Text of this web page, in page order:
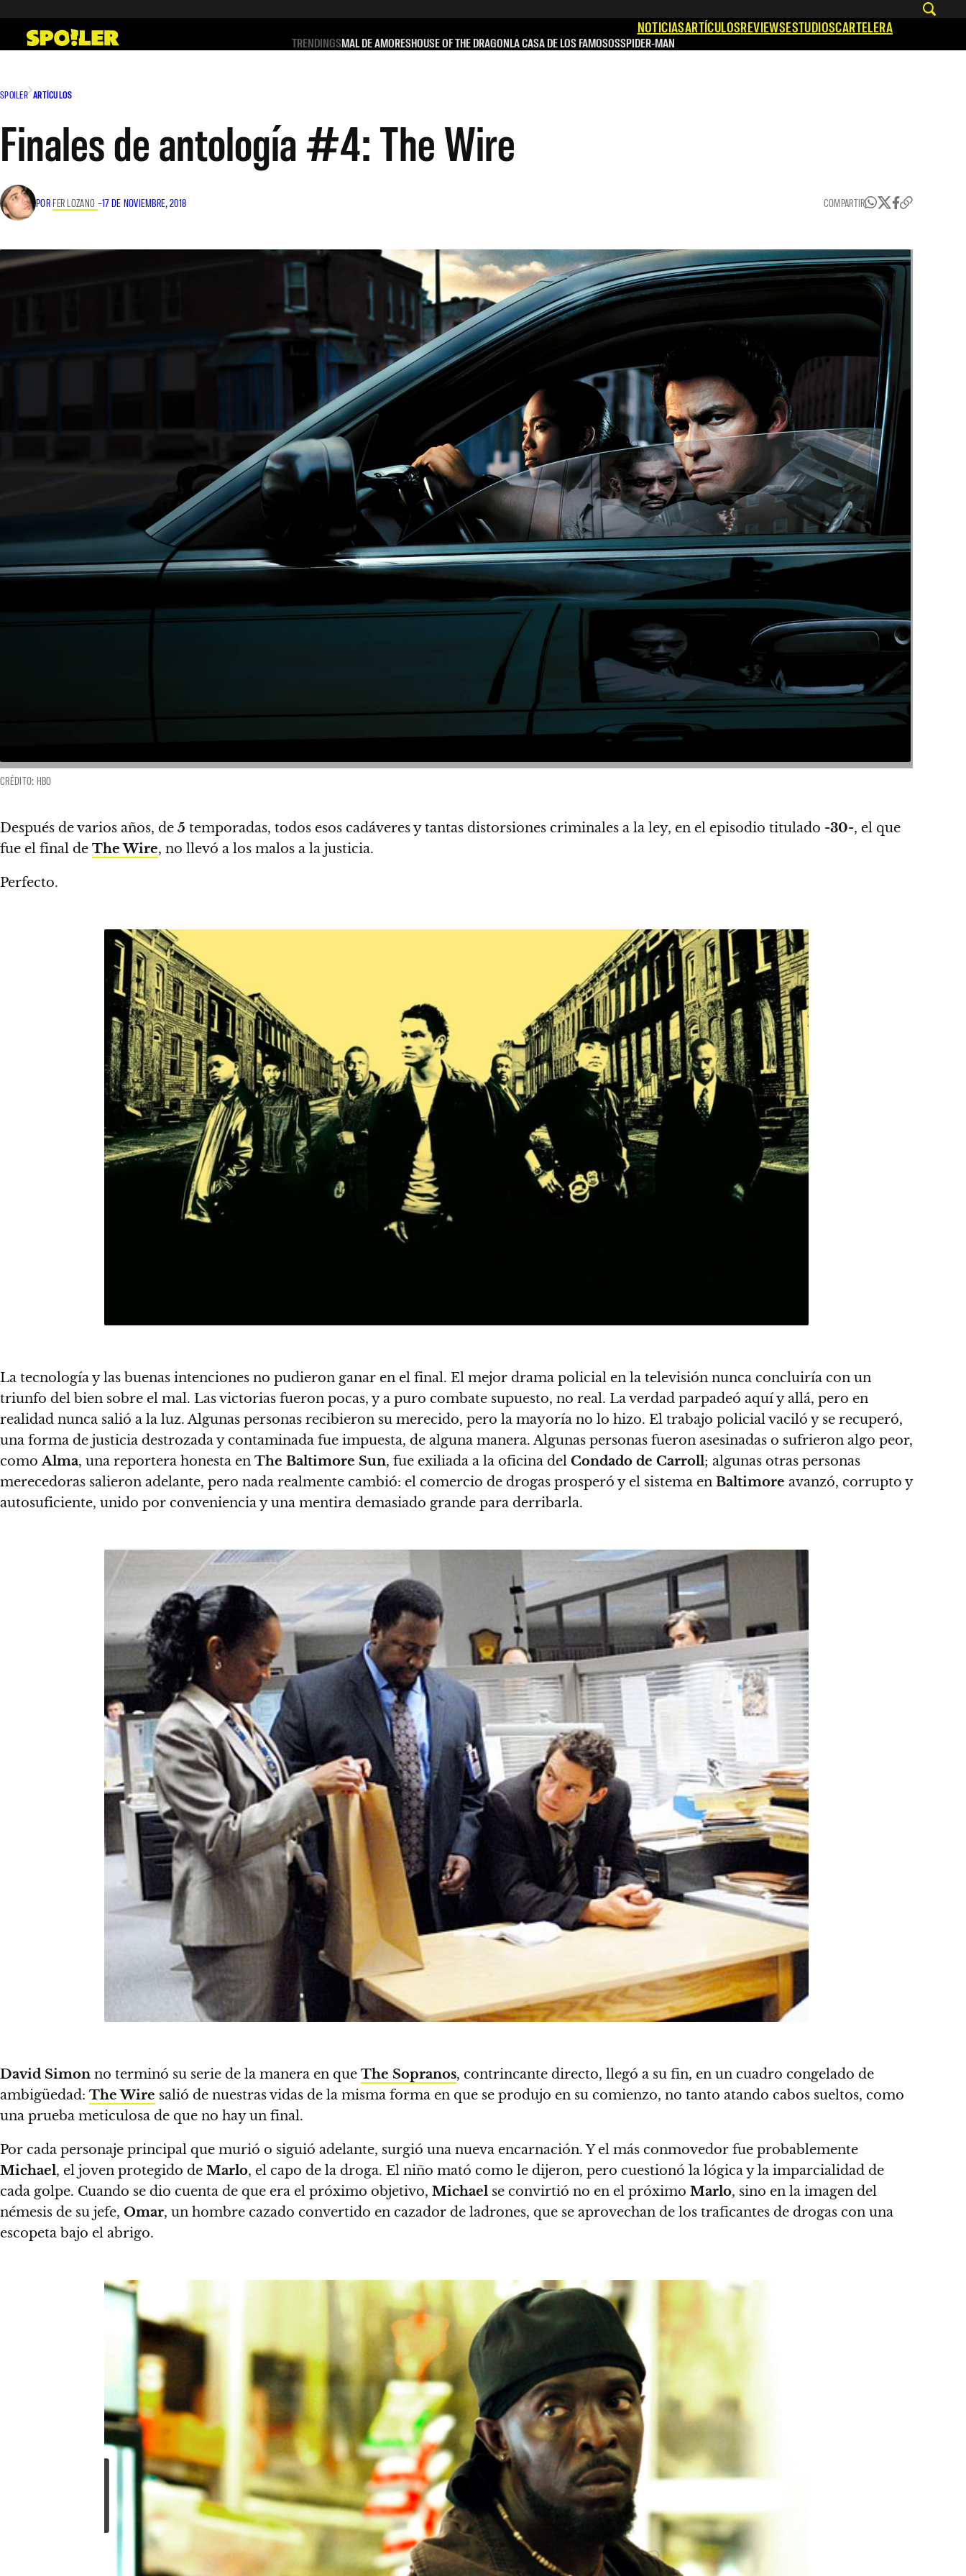
contenido
NOTICIASARTÍCULOSREVIEWSESTUDIOSCARTELERA
TRENDINGSMAL DE AMORESHOUSE OF THE DRAGONLA CASA DE LOS FAMOSOSSPIDER-MAN
SPOILER ARTÍCULOS
Finales de antología #4: The Wire
POR FER LOZANO –17 DE NOVIEMBRE, 2018 COMPARTIR
CRÉDITO: HBO
Después de varios años, de 5 temporadas, todos esos cadáveres y tantas distorsiones criminales a la ley, en el episodio titulado -30-, el que
fue el final de The Wire, no llevó a los malos a la justicia.
Perfecto.
La tecnología y las buenas intenciones no pudieron ganar en el final. El mejor drama policial en la televisión nunca concluiría con un
triunfo del bien sobre el mal. Las victorias fueron pocas, y a puro combate supuesto, no real. La verdad parpadeó aquí y allá, pero en
realidad nunca salió a la luz. Algunas personas recibieron su merecido, pero la mayoría no lo hizo. El trabajo policial vaciló y se recuperó,
una forma de justicia destrozada y contaminada fue impuesta, de alguna manera. Algunas personas fueron asesinadas o sufrieron algo peor,
comoAlma, una reportera honesta en The Baltimore Sun, fue exiliada a la oficina del Condado de Carroll; algunas otras personas
merecedoras salieron adelante, pero nada realmente cambió: el comercio de drogas prosperó y el sistema en Baltimore avanzó, corrupto y
autosuficiente, unido por conveniencia y una mentira demasiado grande para derribarla.
David Simon no terminó su serie de la manera en que The Sopranos, contrincante directo, llegó a su fin, en un cuadro congelado de
ambigüedad: The Wire salió de nuestras vidas de la misma forma en que se produjo en su comienzo, no tanto atando cabos sueltos, como
una prueba meticulosa de que no hay un final.
Por cada personaje principal que murió o siguió adelante, surgió una nueva encarnación. Y el más conmovedor fue probablemente
Michael, el joven protegido de Marlo, el capo de la droga. El niño mató como le dijeron, pero cuestionó la lógica y la imparcialidad de
cada golpe. Cuando se dio cuenta de que era el próximo objetivo, Michael se convirtió no en el próximo Marlo, sino en la imagen del
némesis de su jefe, Omar, un hombre cazado convertido en cazador de ladrones, que se aprovechan de los traficantes de drogas con una
escopeta bajo el abrigo.